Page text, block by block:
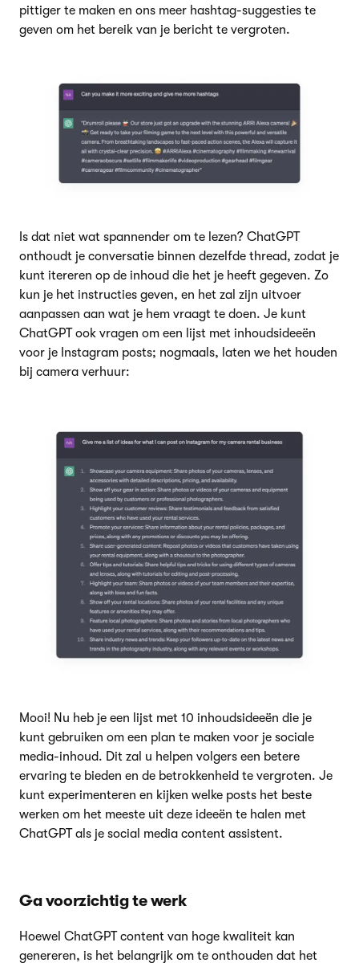
pittiger te maken en ons meer hashtag-suggesties te
geven om het bereik van je bericht te vergroten.
Is dat niet wat spannender om te lezen? ChatGPT
onthoudt je conversatie binnen dezelfde thread, zodat je
kunt itereren op de inhoud die het je heeft gegeven. Zo
kun je het instructies geven, en het zal zijn uitvoer
aanpassen aan wat je hem vraagt te doen. Je kunt
ChatGPT ook vragen om een lijst met inhoudsideeën
voor je Instagram posts; nogmaals, laten we het houden
bij camera verhuur:
Mooi! Nu heb je een lijst met 10 inhoudsideeën die je
kunt gebruiken om een plan te maken voor je sociale
media-inhoud. Dit zal u helpen volgers een betere
ervaring te bieden en de betrokkenheid te vergroten. Je
kunt experimenteren en kijken welke posts het beste
werken om het meeste uit deze ideeën te halen met
ChatGPT als je social media content assistent.
Ga voorzichtig te werk
Hoewel ChatGPT content van hoge kwaliteit kan
genereren, is het belangrijk om te onthouden dat het